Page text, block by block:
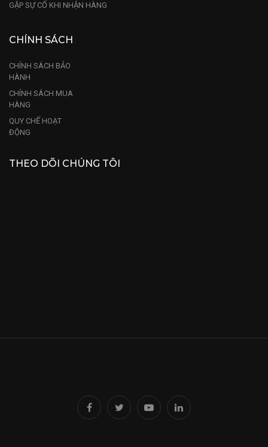
GẶP SỰ CỐ KHI NHẬN HÀNG
CHÍNH SÁCH
CHÍNH SÁCH BẢO
HÀNH
CHÍNH SÁCH MUA
HÀNG
QUY CHẾ HOẠT
ĐỘNG
THEO DÕI CHÚNG TÔI